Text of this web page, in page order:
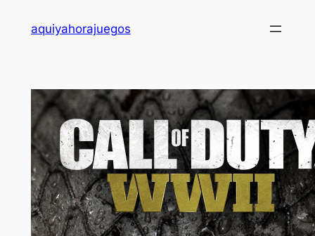
aquiyahorajuegos